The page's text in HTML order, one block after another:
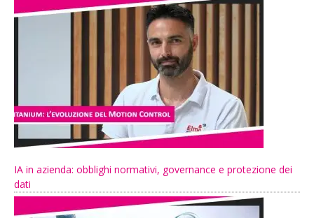
IA in azienda: obblighi normativi, governance e protezione dei
dati